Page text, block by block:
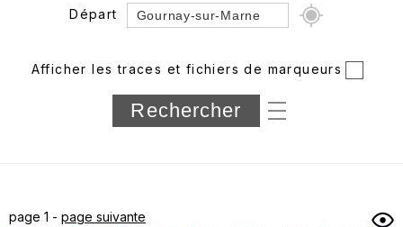
Départ
Département
Longueur min/max
sous-dossiers
Afficher les traces et fichiers de marqueurs
page 1 - page suivante